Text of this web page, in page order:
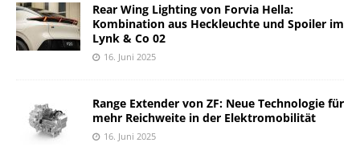
Rear Wing Lighting von Forvia Hella:
Kombination aus Heckleuchte und Spoiler im
Lynk & Co 02
16. Juni 2025
Range Extender von ZF: Neue Technologie für
mehr Reichweite in der Elektromobilität
16. Juni 2025